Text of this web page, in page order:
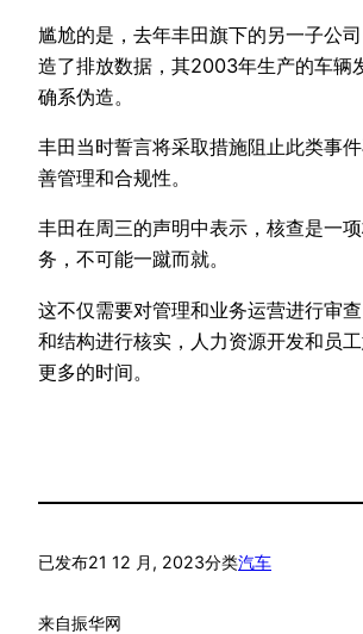
尴尬的是，去年丰田旗下的另一子公
造了排放数据，其2003年生产的车辆
确系伪造。
丰田当时誓言将采取措施阻止此类事
善管理和合规性。
丰田在周三的声明中表示，核查是一
务，不可能一蹴而就。
这不仅需要对管理和业务运营进行审
和结构进行核实，人力资源开发和员
更多的时间。
已发布21 12 月, 2023分类汽车
来自振华网